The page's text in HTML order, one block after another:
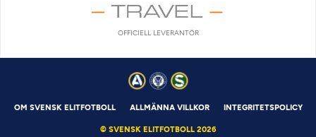
OFFICIELL LEVERANTÖR
OM SVENSK ELITFOTBOLL ALLMÄNNA VILLKOR INTEGRITETSPOLICY
© SVENSK ELITFOTBOLL 2026